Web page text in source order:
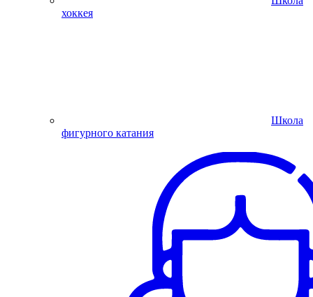
хоккея
Школа
фигурного катания